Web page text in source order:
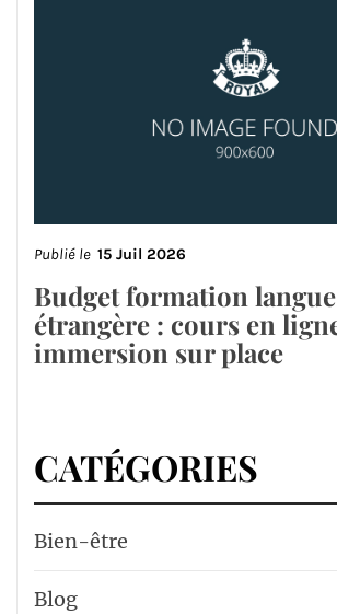
Publié le 15 Juil 2026
Budget formation langue
étrangère : cours en
immersion sur place
CATÉGORIES
Bien-être
Blog